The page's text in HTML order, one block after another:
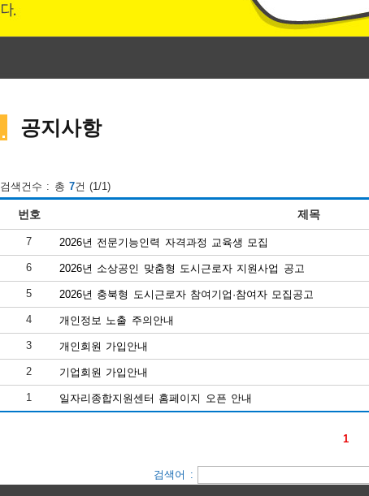
공지사항
검색건수 : 총 7건 (1/1)
번호 제목
7 2026년 전문기능인력 자격과정 교육생 모집
6 2026년 소상공인 맞춤형 도시근로자 지원사업 공고
5 2026년 충북형 도시근로자 참여기업·참여자 모집공고
4 개인정보 노출 주의안내
3 개인회원 가입안내
2 기업회원 가입안내
1 일자리종합지원센터 홈페이지 오픈 안내
1
검색어 :